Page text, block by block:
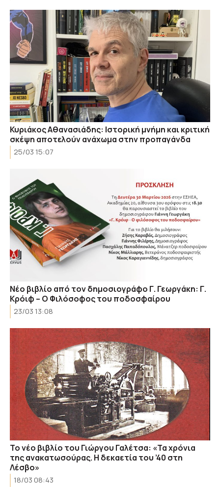
Κυριάκος Αθανασιάδης: Ιστορική μνήμη και κριτική
σκέψη αποτελούν ανάχωμα στην προπαγάνδα
25/03 15:07
Nέο βιβλίο από τον δημοσιογράφο Γ. Γεωργάκη: Γ.
Κρόιφ – Ο Φιλόσοφος του ποδοσφαίρου
23/03 13:08
Το νέο βιβλίο του Γιώργου Γαλέτσα: «Τα χρόνια
της ανακατωσούρας. Η δεκαετία του ’40 στη
Λέσβο»
18/03 08:43